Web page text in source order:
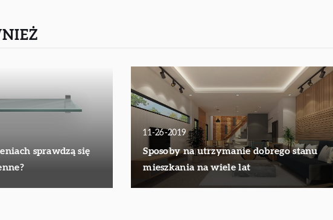
sprawdzą się
11-26-2019
Sposoby na utrzymanie dobrego stanu
mieszkania na wiele lat